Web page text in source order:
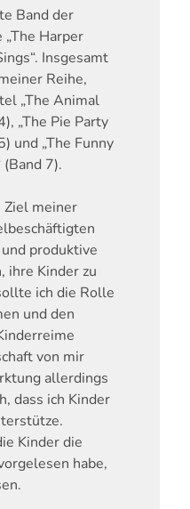
Band der
Harper
Insgesamt
Reihe,
„The Animal
„The Pie Party
und „The Funny
7).
Ziel meiner
produktive
ihre Kinder zu
ich die Rolle
und den
von mir
allerdings
dass ich Kinder
Kinder die
habe,